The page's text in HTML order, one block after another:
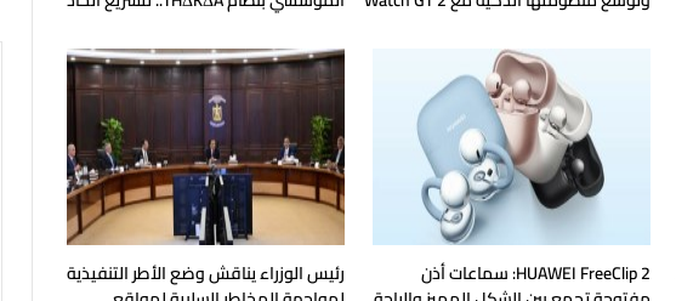
HUAWEI FreeClip 2: سماعات أذن
رئيس الوزراء يناقش وضع الأطر التنفيذية